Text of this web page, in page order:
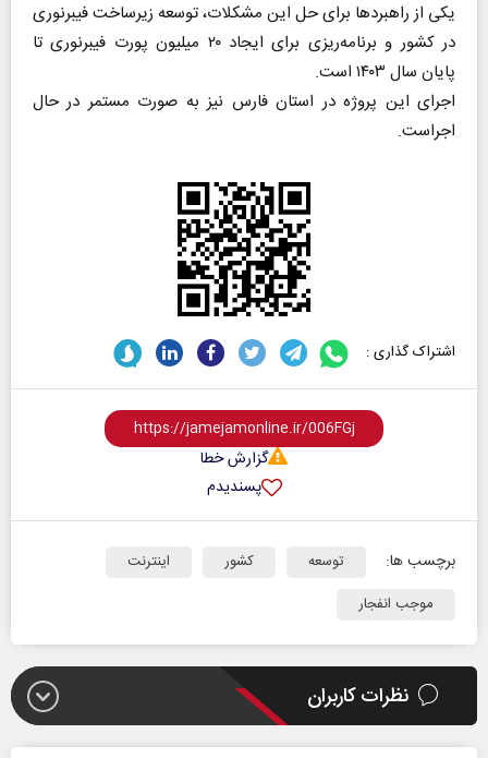
یکی از راهبرد‌ها برای حل این مشکلات، توسعه زیرساخت فیبرنوری
در کشور و برنامه‌ریزی برای ایجاد ۲۰ میلیون پورت فیبرنوری تا
پایان سال ۱۴۰۳ است.
اجرای این پروژه در استان فارس نیز به صورت مستمر در حال
اجراست.
اشتراک گذاری :
گزارش خطا
پسندیدم
برچسب ها: توسعه کشور
اینترنت
موجب انفجار
نظرات کاربران